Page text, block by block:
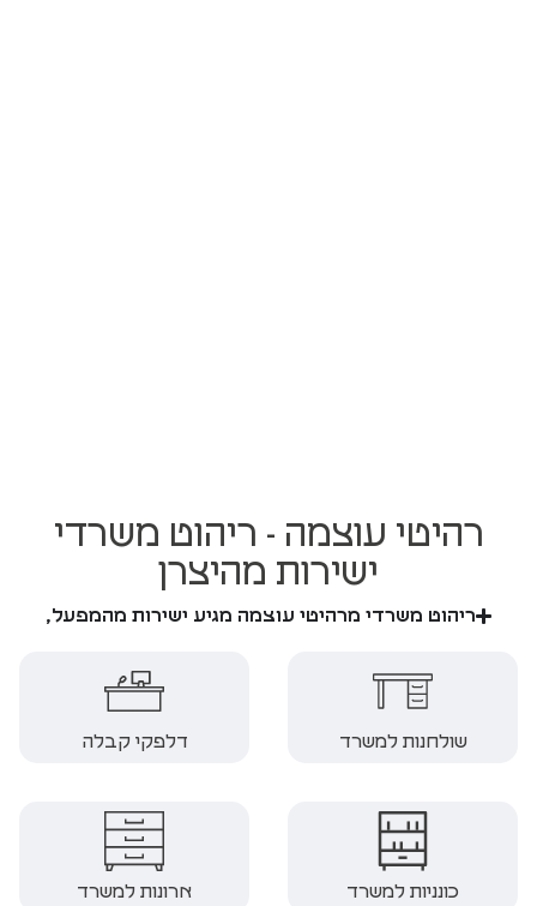
רהיטי עוצמה - ריהוט משרדי
ישירות מהיצרן
ריהוט משרדי מרהיטי עוצמה מגיע ישירות מהמפעל,
שולחנות למשרד דלפקי קבלה
כונניות למשרד ארונות למשרד